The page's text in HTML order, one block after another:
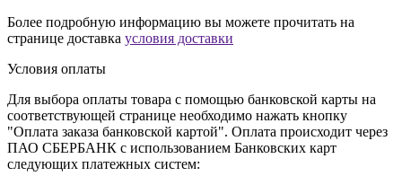
Более подробную информацию вы можете прочитать на
странице доставка условия доставки
Условия оплаты
Для выбора оплаты товара с помощью банковской карты на
соответствующей странице необходимо нажать кнопку
"Оплата заказа банковской картой". Оплата происходит через
ПАО СБЕРБАНК с использованием Банковских карт
следующих платежных систем: